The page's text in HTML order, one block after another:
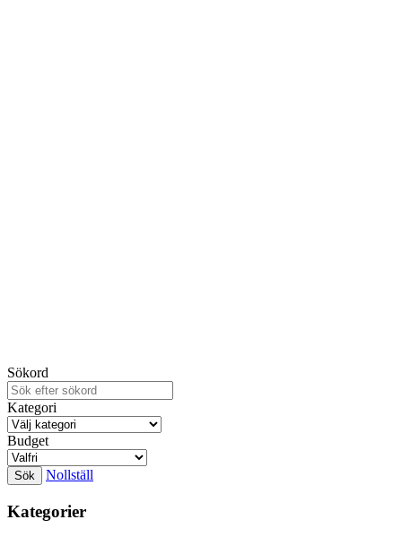
Sökord
Kategori
Budget
Nollställ
Kategorier